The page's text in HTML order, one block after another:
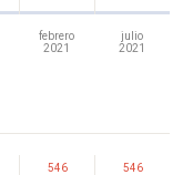
febrero
2021
julio
2021
546 546